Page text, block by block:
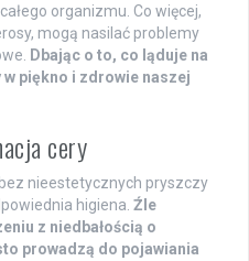
organizmu. Co więcej,
mogą nasilać problemy
Dbając o to, co ląduje na
piękno i zdrowie naszej
cery
nieestetycznych pryszczy
higiena. Źle
z niedbałością o
prowadzą do pojawiania